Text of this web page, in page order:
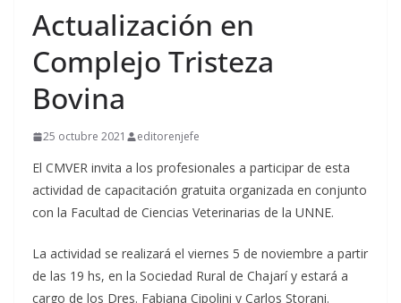
Actualización en
Complejo Tristeza
Bovina
25 octubre 2021 editorenjefe
El CMVER invita a los profesionales a participar de esta
actividad de capacitación gratuita organizada en conjunto
con la Facultad de Ciencias Veterinarias de la UNNE.
La actividad se realizará el viernes 5 de noviembre a partir
de las 19 hs, en la Sociedad Rural de Chajarí y estará a
cargo de los Dres. Fabiana Cipolini y Carlos Storani.